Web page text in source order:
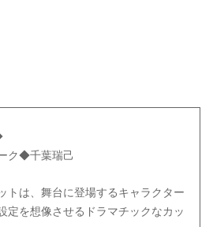
ク◆千葉瑞己
トは、舞台に登場するキャラクター
定を想像させるドラマチックなカッ